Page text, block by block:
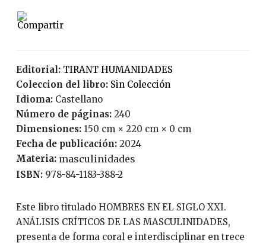
Editorial:
TIRANT HUMANIDADES
Coleccion del libro:
Sin Colección
Idioma:
Castellano
Número de páginas:
240
Dimensiones: 150 cm × 220 cm × 0 cm
Fecha de publicación:
2024
Materia: masculinidades
ISBN: 978-84-1183-388-2
Este libro titulado HOMBRES EN EL SIGLO XXI.
ANÁLISIS CRÍTICOS DE LAS MASCULINIDADES,
presenta de forma coral e interdisciplinar en trece